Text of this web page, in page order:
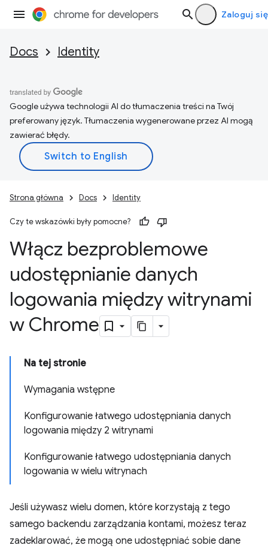
Zaloguj się
Docs Identity
Google używa technologii AI do tłumaczenia treści na Twój
preferowany język. Tłumaczenia wygenerowane przez AI mogą
zawierać błędy.
Strona główna Docs Identity
Czy te wskazówki były pomocne?
Włącz bezproblemowe
udostępnianie danych
logowania między witrynami
w Chrome
Na tej stronie
Wymagania wstępne
Konfigurowanie łatwego udostępniania danych
logowania między 2 witrynami
Konfigurowanie łatwego udostępniania danych
logowania w wielu witrynach
Jeśli używasz wielu domen, które korzystają z tego
samego backendu zarządzania kontami, możesz teraz
zadeklarować, że mogą one udostępniać sobie dane